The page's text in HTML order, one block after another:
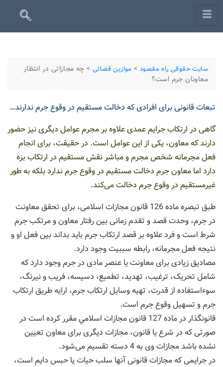
سایت حقوقی راه مقصود > موازین قضائی > چه مجازاتی در انتظار
معاونان جرم است؟
تبعات قانونی برای افرادی که دخالت مستقیم در وقوع جرم ندارند…
گاهی در ارتکاب جرایم عمدی علاوه بر مجرم عوامل دیگری نیز حضور
دارند که معاون، یکی از این عوامل است. در حقیقت، برای انجام
فعل مجرمانه شخص مجرم و مباشر نقش مستقیم در ارتکاب بزه
دارد اما معاون جرم دخالت مستقیم در وقوع جرم ندارد بلکه به طور
غیرمستقیم در وقوع جرم دخالت می‌کند.
طبق تبصره ماده 126 قانون مجازات اسلامی، برای تحقق معاونت
در جرم، وحدت قصد و تقدم زمانی بین رفتار معاون و مرتکب جرم
شرط است و فرد علاوه بر قصد ارتکاب جرم باید بداند بین فعل او و
نتیجه فعل مجرمانه، رابطه سببیت وجود دارد.
مصادیق زیادی برای معاونت یا عنصر مادی در جرم وجود دارد که
شامل تحریک، ترغیب، تهدید، تطمیع، دسیسه، فریب و نیرنگ،
سوء‌استفاده از قدرت، تهیه وسایل ارتکاب جرم، ارایه طریق ارتکاب
جرم و تسهیل وقوع جرم است.
قانونگذار در ماده 127 قانون مجازات اسلامي مقرر کرده است در
صورتی که در شرع یا قانون، مجازات دیگری برای معاون تعیین
نشده باشد مجازات وی به 4 دسته تقسیم می‌شود.
در جرایمی که مجازات قانونی آنها سلب حیات یا حبس دایم است،